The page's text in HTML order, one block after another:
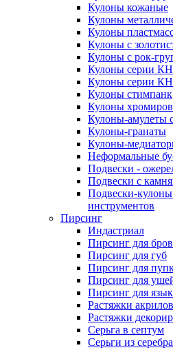
Кулоны кожаные
Кулоны
Кулоны
Кулоны с
Кулоны с рок-
Кулоны серии
Кулоны серии
Кулоны стимпанк
Кулоны
Кулоны-амулеты
Кулоны-гранаты
Кулоны-
Неформальные
Подвески -
Подвески с
Подвески-
инструментов
Пирсинг
Индастриал
Пирсинг для
Пирсинг для губ
Пирсинг для
Пирсинг для
Пирсинг для
Растяжки
Растяжки
Серьга в септум
Серьги из серебра